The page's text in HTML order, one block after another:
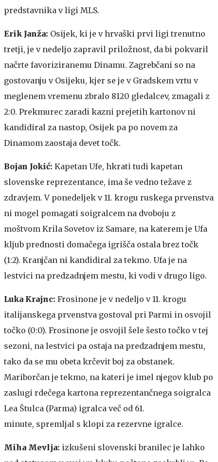
predstavnika v ligi MLS.
Erik Janža: Osijek, ki je v hrvaški prvi ligi trenutno
tretji, je v nedeljo zapravil priložnost, da bi pokvaril
načrte favoriziranemu Dinamu. Zagrebčani so na
gostovanju v Osijeku, kjer se je v Gradskem vrtu v
meglenem vremenu zbralo 8120 gledalcev, zmagali z
2:0. Prekmurec zaradi kazni prejetih kartonov ni
kandidiral za nastop, Osijek pa po novem za
Dinamom zaostaja devet točk.
Bojan Jokić: Kapetan Ufe, hkrati tudi kapetan
slovenske reprezentance, ima še vedno težave z
zdravjem. V ponedeljek v 11. krogu ruskega prvenstva
ni mogel pomagati soigralcem na dvoboju z
moštvom Krila Sovetov iz Samare, na katerem je Ufa
kljub prednosti domačega igrišča ostala brez točk
(1:2). Kranjčan ni kandidiral za tekmo. Ufa je na
lestvici na predzadnjem mestu, ki vodi v drugo ligo.
Luka Krajnc: Frosinone je v nedeljo v 11. krogu
italijanskega prvenstva gostoval pri Parmi in osvojil
točko (0:0). Frosinone je osvojil šele šesto točko v tej
sezoni, na lestvici pa ostaja na predzadnjem mestu,
tako da se mu obeta krčevit boj za obstanek.
Mariborčan je tekmo, na kateri je imel njegov klub po
zaslugi rdečega kartona reprezentančnega soigralca
Lea Štulca (Parma) igralca več od 61.
minute, spremljal s klopi za rezervne igralce.
Miha Mevlja: izkušeni slovenski branilec je lahko